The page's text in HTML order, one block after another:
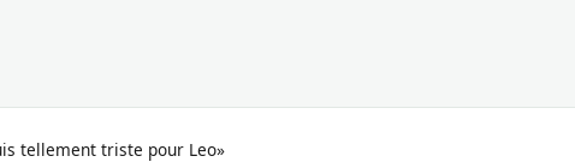
tellement triste pour Leo»